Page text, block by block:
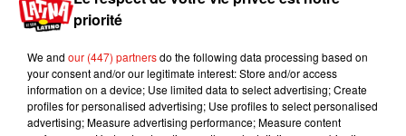
vu depuis 2007.
mieux pour eux», a fait savoir l'Unsa, qui entrevoit
déjà «une journée très compliquée pour eux»,
avec «peut-être seulement un métro par heure» !
La grève est pour l’instant prévu pour durer 24
priorité
We and our (447) partnersdo the following data processing based on
your consent and/or our legitimate interest: Store and/or access
information on a device; Use limited data to select advertising; Create
profiles for personalised advertising; Use profiles to select personalised
advertising; Measure advertising performance; Measure content